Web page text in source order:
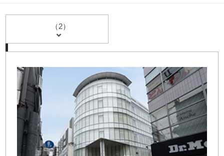
（2）